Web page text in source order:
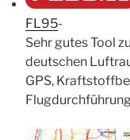
FL95-
Sehr gutes Tool
deutschen
GPS,